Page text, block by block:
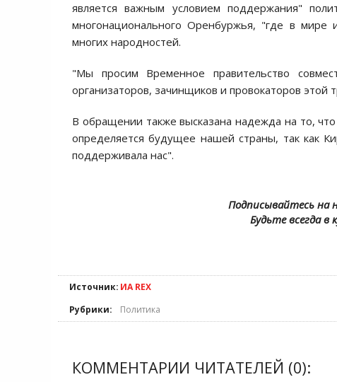
является важным условием поддержания"
многонационального Оренбуржья, "где в мире
многих народностей.
"Мы просим Временное правительство
организаторов, зачинщиков и провокаторов этой
В обращении также высказана надежда на то,
определяется будущее нашей страны, так как
поддерживала нас".
Подписывайтесь на
Будьте всегда в
Источник: ИА REX
Рубрики:
Политика
КОММЕНТАРИИ ЧИТАТЕЛЕЙ (0):